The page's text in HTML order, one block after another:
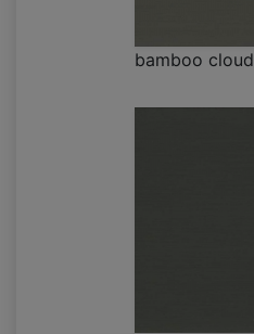
bamboo cloud